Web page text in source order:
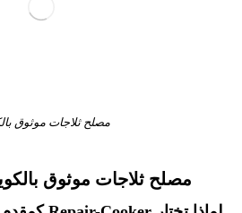
مصلح ثلاجات موثوق
مصلح ثلاجات موثوق